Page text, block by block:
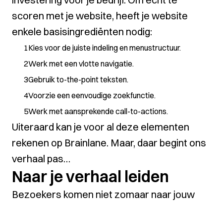
scoren met je website, heeft je website
enkele basisingrediënten nodig:
Kies voor de juiste indeling en menustructuur.
Werk met een vlotte navigatie.
Gebruik to-the-point teksten.
Voorzie een eenvoudige zoekfunctie.
Werk met aansprekende call-to-actions.
Uiteraard kan je voor al deze elementen
rekenen op Brainlane. Maar, daar begint ons
verhaal pas…
Naar je verhaal leiden
Bezoekers komen niet zomaar naar jouw